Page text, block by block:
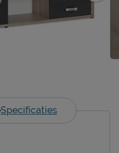
Specificaties